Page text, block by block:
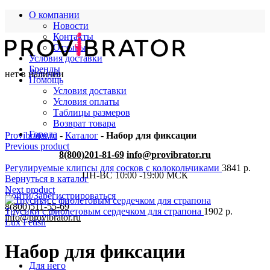
О компании
Новости
Контакты
Отзывы
Условия доставки
Бренды
Помощь
Условия доставки
Условия оплаты
Таблицы размеров
Возврат товара
Города
8(800)201-81-69 info@provibrator.ru
ПН-ВС 10:00 -19:00 МСК
Войти/Зарегистрироваться
8(800)511-55-69
info@provibrator.ru
Для нее
Для него
нет в наличии
Provibrator.ru - Каталог - Набор для фиксации
Previous product
Регулируемые клипсы для сосков с колокольчиками 3841 р.
Вернуться в каталог
Next product
Трусики с фиолетовым сердечком для страпона 1902 р.
Lux Fetish
Набор для фиксации